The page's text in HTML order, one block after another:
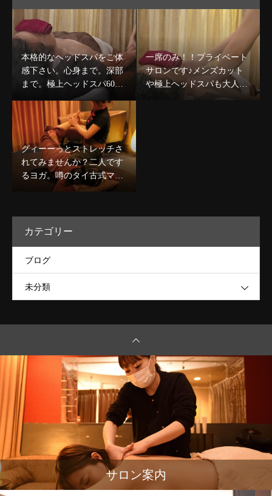
本格的なヘッドスパをご体
感下さい。心身まで。深部
まで。極上ヘッドスパ60分
コース￥8,980〜デコルテケ
ア込のコースも人気★
一席のみ！！プライベート
サロンです♪メンズカット
や極上ヘッドスパも大人気
グィーーっとストレッチさ
れてみませんか？二人です
るヨガ。噂のタイ古式マッ
サージで心身ほぐしましょ
カテゴリー
ブログ
未分類
サロン案内